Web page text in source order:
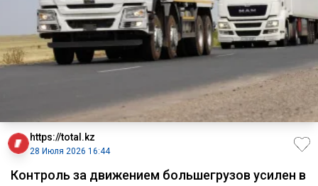
https://total.kz
28 Июля 2026 16:44
Контроль за движением большегрузов усилен в